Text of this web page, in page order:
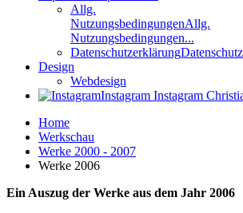
Allg.
NutzungsbedingungenAllg.
Nutzungsbedingungen...
Datenschutzerklärung
Design
Webdesign
Instagram Instagram
Home
Werkschau
Werke 2000 - 2007
Werke 2006
Ein Auszug der Werke aus dem Jahr 2006